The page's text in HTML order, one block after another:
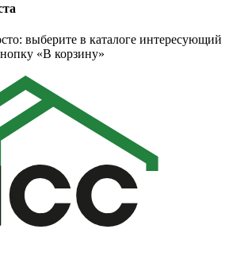
выберите в каталоге интересующий
«В корзину»